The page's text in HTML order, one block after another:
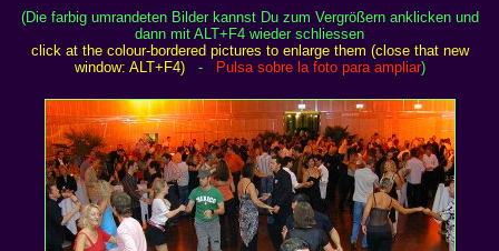
(Die farbig umrandeten Bilder kannst Du zum Vergrößern anklicken und
dann mit ALT+F4 wieder schliessen
click at the colour-bordered pictures to enlarge them (close that new
window: ALT+F4)
- Pulsa sobre la foto para ampliar)